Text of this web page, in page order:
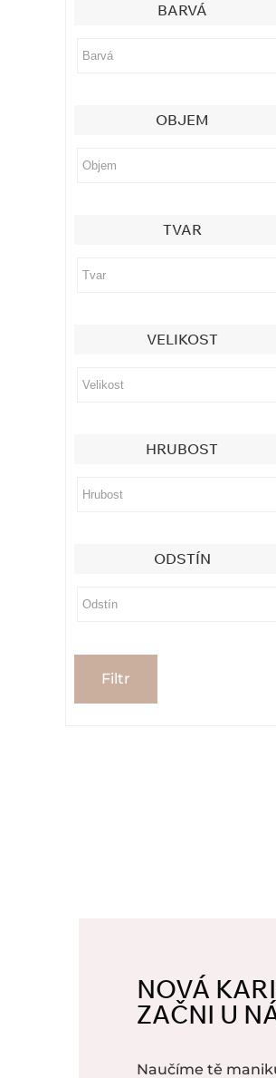
BARVÁ
OBJEM
TVAR
VELIKOST
HRUBOST
ODSTÍN
Filtr
NOVÁ
ZAČNI U
Naučíme tě